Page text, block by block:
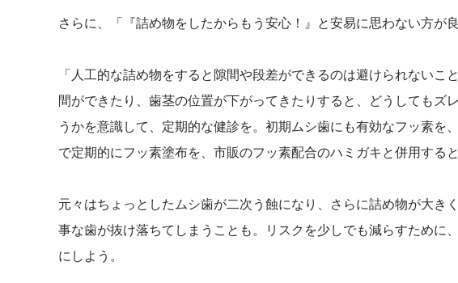
さらに、「『詰め物をしたからもう安心！』と安易に思わない方が
「人工的な詰め物をすると隙間や段差ができるのは避けられない
間ができたり、歯茎の位置が下がってきたりすると、どうしてもズ
うかを意識して、定期的な健診を。初期ムシ歯にも有効なフッ素を
で定期的にフッ素塗布を、市販のフッ素配合のハミガキと併用する
元々はちょっとしたムシ歯が二次う蝕になり、さらに詰め物が大き
事な歯が抜け落ちてしまうことも。リスクを少しでも減らすために
にしよう。